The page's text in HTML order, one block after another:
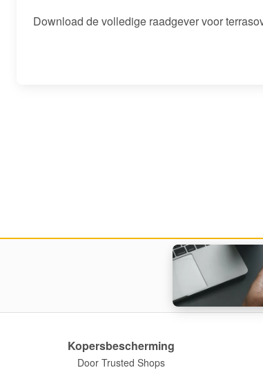
Download de volledige raadgever voor
Kopersbescherming
Door Trusted Shops